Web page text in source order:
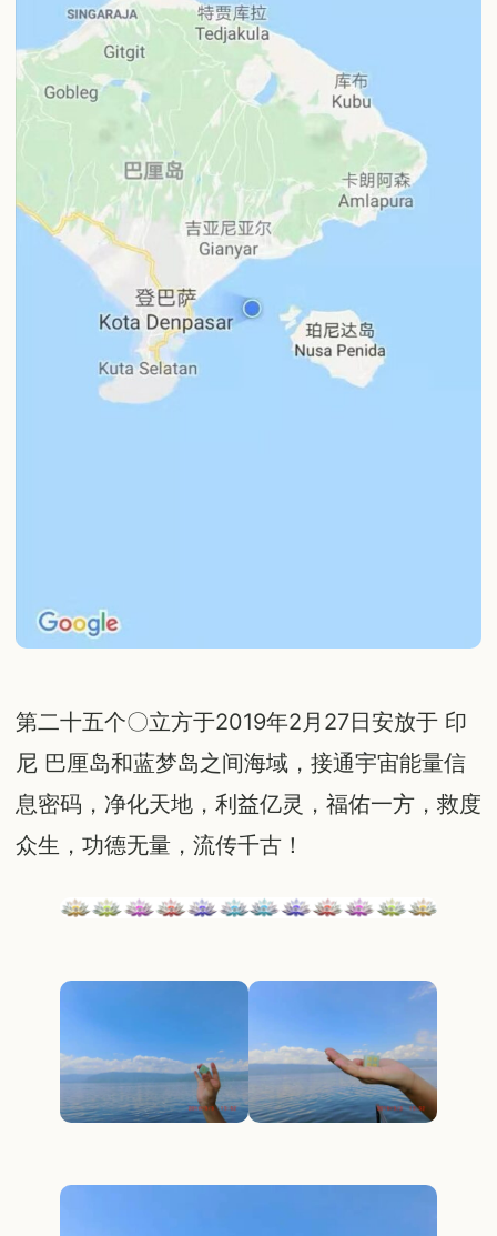
第二十五个〇立方于2019年2月27日安放于 印
尼 巴厘岛和蓝梦岛之间海域，接通宇宙能量信
息密码，净化天地，利益亿灵，福佑一方，救度
众生，功德无量，流传千古！